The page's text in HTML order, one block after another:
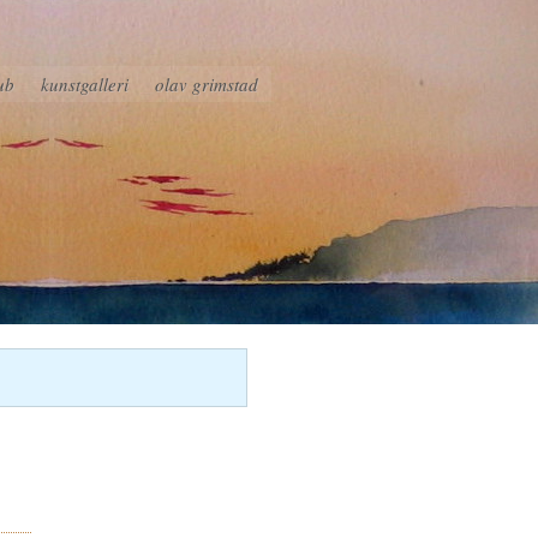
kunstgalleri olav grimstad